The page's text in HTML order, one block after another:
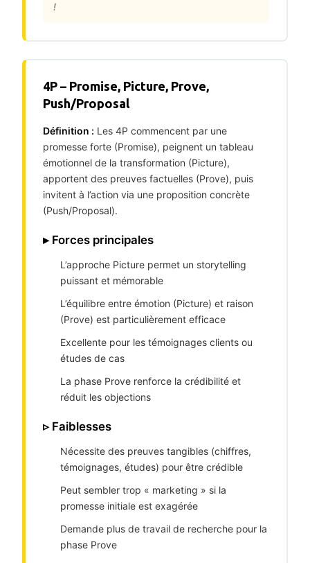
!
4P – Promise, Picture, Prove,
Push/Proposal
Définition : Les 4P commencent par une
promesse forte (Promise), peignent un tableau
émotionnel de la transformation (Picture),
apportent des preuves factuelles (Prove), puis
invitent à l’action via une proposition concrète
(Push/Proposal).
▸ Forces principales
L’approche Picture permet un storytelling
puissant et mémorable
L’équilibre entre émotion (Picture) et raison
(Prove) est particulièrement efficace
Excellente pour les témoignages clients ou
études de cas
La phase Prove renforce la crédibilité et
réduit les objections
▹ Faiblesses
Nécessite des preuves tangibles (chiffres,
témoignages, études) pour être crédible
Peut sembler trop « marketing » si la
promesse initiale est exagérée
Demande plus de travail de recherche pour la
phase Prove